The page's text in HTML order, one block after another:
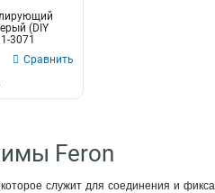
(DIY
3071
Сравнить
Feron
служит для соединения и